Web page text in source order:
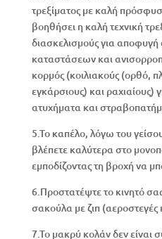
τρεξίματος με καλή
βοηθήσει η καλή τεχνική
διασκελισμούς για
καταστάσεων και
κορμός (κοιλιακούς (ορθό,
εγκάρσιους) και ραχιαίους)
ατυχήματα και
5.Το καπέλο, λόγω του
βλέπετε καλύτερα στο
εμποδίζοντας τη βροχή να
6.Προστατέψτε το κινητό
σακούλα με ζιπ (αεροστεγές
7.Το μακρύ κολάν δεν είναι